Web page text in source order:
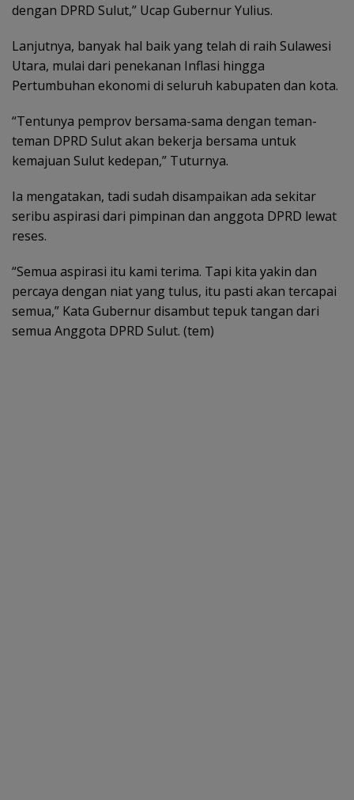
dengan DPRD Sulut,” Ucap Gubernur Yulius.
Lanjutnya, banyak hal baik yang telah di raih Sulawesi
Utara, mulai dari penekanan Inflasi hingga
Pertumbuhan ekonomi di seluruh kabupaten dan kota.
“Tentunya pemprov bersama-sama dengan teman-
teman DPRD Sulut akan bekerja bersama untuk
kemajuan Sulut kedepan,” Tuturnya.
Ia mengatakan, tadi sudah disampaikan ada sekitar
seribu aspirasi dari pimpinan dan anggota DPRD lewat
reses.
“Semua aspirasi itu kami terima. Tapi kita yakin dan
percaya dengan niat yang tulus, itu pasti akan tercapai
semua,” Kata Gubernur disambut tepuk tangan dari
semua Anggota DPRD Sulut. (tem)